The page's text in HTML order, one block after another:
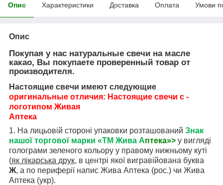
Опис Характеристики Доставка Оплата Умови
Опис
Покупая у нас натуральные свечи на масле
какао, Вы покупаете проверенный товар от
производителя.
Настоящие свечи имеют следующие
оригинальные отличия: Настоящие свечи с -
логотипом Живая
Аптека
1. На лицьовій стороні упаковки розташований Знак
нашої торгової марки «ТМ Жива Аптека»> у вигляді
голограми зеленого кольору у правому нижньому куті
(як лікарська друк, в центрі якої вигравійована буква
Ж, а по периферії напис Жива Аптека (рос.) чи Жива
Аптека (укр).